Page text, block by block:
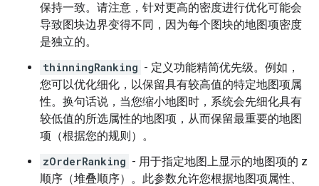
保持一致。请注意，针对更高的密度进行优化可能会
导致图块边界变得不同，因为每个图块的地图项密度
是独立的。
thinningRanking - 定义功能精简优先级。例如，
您可以优化细化，以保留具有较高值的特定地图项属
性。换句话说，当您缩小地图时，系统会先细化具有
较低值的所选属性的地图项，从而保留最重要的地图
项（根据您的规则）。
zOrderRanking - 用于指定地图上显示的地图项的 z
顺序（堆叠顺序）。此参数允许您根据地图项属性、